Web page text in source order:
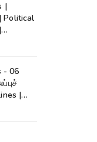
|
Political
- 06
|